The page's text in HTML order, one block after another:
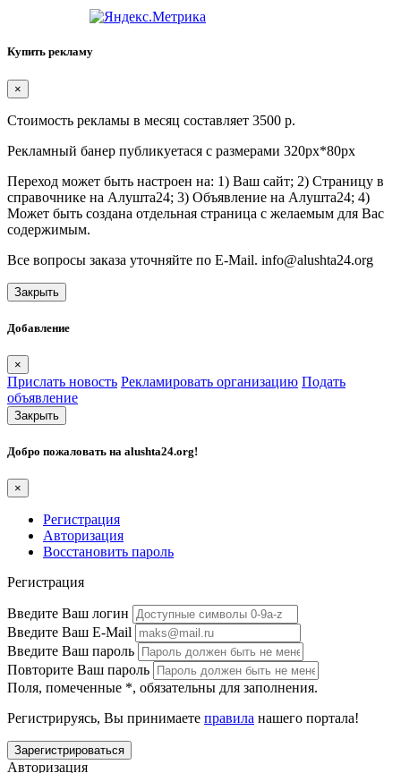
Купить рекламу
×
Стоимость рекламы в месяц составляет 3500 р.
Рекламный банер публикуетася с размерами 320px*80px
Переход может быть настроен на: 1) Ваш сайт; 2) Страницу в
справочнике на Алушта24; 3) Объявление на Алушта24; 4)
Может быть создана отдельная страница с желаемым для Вас
содержимым.
Все вопросы заказа уточняйте по E-Mail. info@alushta24.org
Закрыть
Добавление
×
Прислать новость Рекламировать организацию Подать
объявление
Закрыть
Добро пожаловать на alushta24.org!
×
Регистрация
Авторизация
Восстановить пароль
Регистрация
Введите Ваш логин
Введите Ваш E-Mail
Введите Ваш пароль
Повторите Ваш пароль
Поля, помеченные *, обязательны для заполнения.
Регистрируясь, Вы принимаете правила нашего портала!
Авторизация